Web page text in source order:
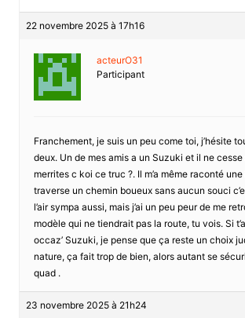
22 novembre 2025 à 17h16
acteurO31
Participant
Franchement, je suis un peu come toi, j’hésite
deux. Un de mes amis a un Suzuki et il ne
merrites c koi ce truc ?. Il m’a même raconté une
traverse un chemin boueux sans aucun souci
l’air sympa aussi, mais j’ai un peu peur de me
modèle qui ne tiendrait pas la route, tu vois. Si
occaz’ Suzuki, je pense que ça reste un choix
nature, ça fait trop de bien, alors autant se
quad .
23 novembre 2025 à 21h24